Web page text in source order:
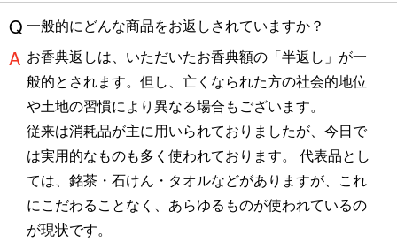
一般的にどんな商品をお返しされていますか？
お香典返しは、いただいたお香典額の「半返し」が一
般的とされます。但し、亡くなられた方の社会的地位
や土地の習慣により異なる場合もございます。
従来は消耗品が主に用いられておりましたが、今日で
は実用的なものも多く使われております。 代表品とし
ては、銘茶・石けん・タオルなどがありますが、これ
にこだわることなく、あらゆるものが使われているの
が現状です。